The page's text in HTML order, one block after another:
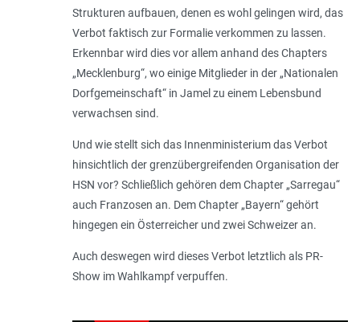
Strukturen aufbauen, denen es wohl gelingen wird, das
Verbot faktisch zur Formalie verkommen zu lassen.
Erkennbar wird dies vor allem anhand des Chapters
„Mecklenburg“, wo einige Mitglieder in der „Nationalen
Dorfgemeinschaft“ in Jamel zu einem Lebensbund
verwachsen sind.
Und wie stellt sich das Innenministerium das Verbot
hinsichtlich der grenz­übergreifenden Organisation der
HSN vor? Schließlich gehören dem Chapter „Sarre­gau“
auch Franzosen an. Dem Chapter „Bayern“ gehört
hingegen ein Österreicher und zwei Schweizer an.
Auch deswegen wird dieses Verbot letztlich als PR-
Show im Wahlkampf verpuffen.